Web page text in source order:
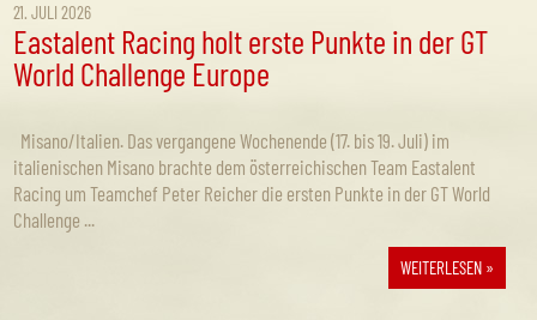
21. JULI 2026
Eastalent Racing holt erste Punkte in der GT
World Challenge Europe
Misano/Italien. Das vergangene Wochenende (17. bis 19. Juli) im
italienischen Misano brachte dem österreichischen Team Eastalent
Racing um Teamchef Peter Reicher die ersten Punkte in der GT World
Challenge ...
WEITERLESEN »